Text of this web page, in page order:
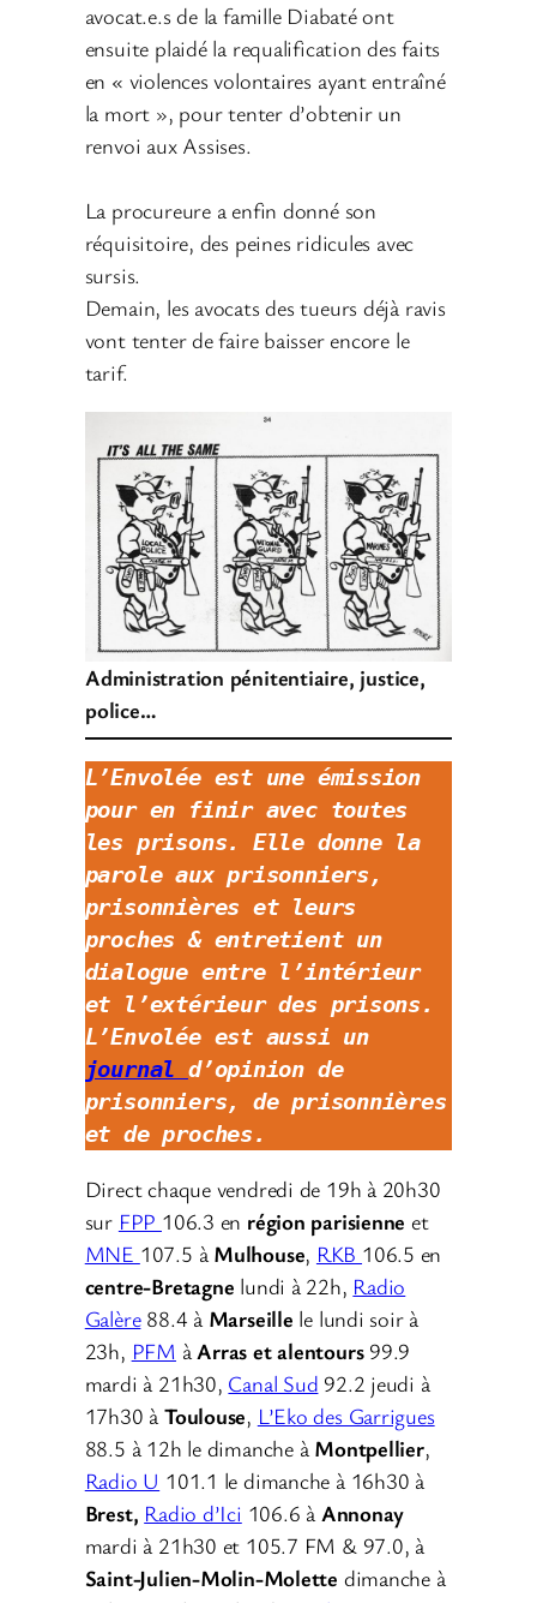
avocat.e.s de la famille Diabaté ont
ensuite plaidé la requalification des faits
en « violences volontaires ayant entraîné
la mort », pour tenter d’obtenir un
renvoi aux Assises.
La procureure a enfin donné son
réquisitoire, des peines ridicules avec
sursis.
Demain, les avocats des tueurs déjà ravis
vont tenter de faire baisser encore le
tarif.
Administration pénitentiaire, justice,
police…
L’Envolée est une émission
pour en finir avec toutes
les prisons. Elle donne la
parole aux prisonniers,
prisonnières et leurs
proches & entretient un
dialogue entre l’intérieur
et l’extérieur des prisons.
L’Envolée est aussi un
journal d’opinion de
prisonniers, de prisonnières
et de proches.
Direct chaque vendredi de 19h à 20h30
sur FPP 106.3 en région parisienne et
MNE 107.5 à Mulhouse, RKB 106.5 en
centre-Bretagne lundi à 22h, Radio
Galère88.4 à Marseille le lundi soir à
23h, PFM àArras et alentours99.9
mardi à 21h30, Canal Sud 92.2 jeudi à
17h30 à Toulouse, L’Eko des Garrigues
88.5 à 12h le dimanche à Montpellier,
Radio U 101.1 le dimanche à 16h30 à
Brest, Radio d’Ici 106.6 à Annonay
mardi à 21h30 et 105.7 FM & 97.0, à
Saint-Julien-Molin-Molette dimanche à